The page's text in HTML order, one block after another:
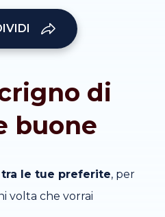
di
buone
tra le tue preferite, per
volta che vorrai